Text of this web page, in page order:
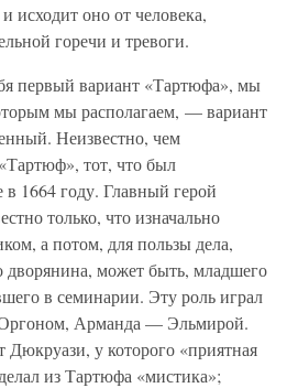
исходит оно от человека,
горечи и тревоги.
первый вариант «Тартюфа», мы
мы располагаем, — вариант
Неизвестно, чем
тот, что был
в 1664 году. Главный герой
только, что изначально
а потом, для пользы дела,
дворянина, может быть, младшего
в семинарии. Эту роль играл
Арманда — Эльмирой.
у которого «приятная
из Тартюфа «мистика»;